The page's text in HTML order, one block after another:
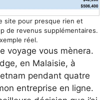
site pour presque rien et
de revenus supplémentaires.
réel.
voyage vous mènera.
en Malaisie, à
pendant quatre
entreprise en ligne.